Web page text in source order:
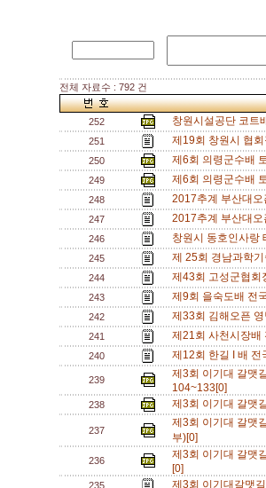
전체 자료수 : 792 건
252 창원시설공단 코
251 제19회 창원시 협
250 제6회 의령군수배
249 제6회 의령군수배
248 2017추계 부산대
247 2017추계 부산대
246 창원시 동호인사
245 제 25회 경남과학
244 제43회 고성군협
243 제9회 을숙도배 전
242 제33회 김해오픈
241 제21회 사천시장
240 제12회 한길 I 배
239
제3회 이기대 갈맷
104~133[0]
238 제3회 이기대 갈맷
237
제3회 이기대 갈맷
부)[0]
236
제3회 이기대 갈맷
[0]
235 제3회 이기대갈맷